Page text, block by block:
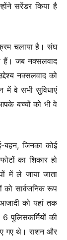
सरेंडर किया है
चलाया है। संघ
हैं। जब नक्सलवाद
नक्सलवाद को
में वे सभी सुविधाएं
बच्चों को भी वे
बहन, जिनका कोई
का शिकार हो
में ले जाया जाता
को सार्वजनिक रूप
को यहां तक
पुलिसकर्मियों की
गए थे। राशन और